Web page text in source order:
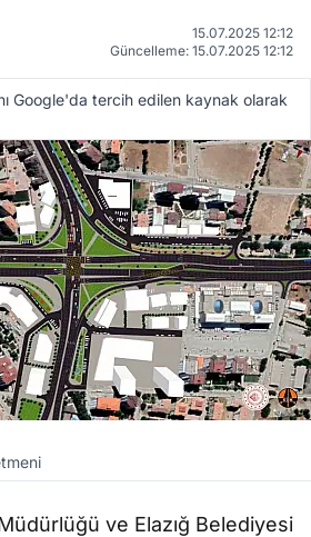
15.07.2025 12:12
Güncelleme: 15.07.2025 12:12
Google'da tercih edilen kaynak olarak
ve Elazığ Belediyesi